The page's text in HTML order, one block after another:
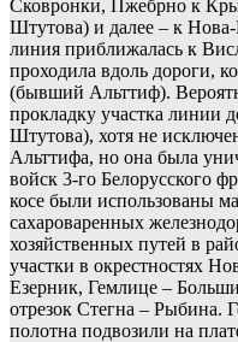
Сковронки, Пжебрно к
Штутова) и далее – к
линия приближалась к
проходила вдоль дороги,
(бывший Альттиф).
прокладку участка линии
Штутова), хотя не
Альттифа, но она была
войск 3-го Белорусского
косе были использованы
сахароваренных
хозяйственных путей в
участки в окрестностях
Езерник, Гемлице –
отрезок Стегна – Рыбина.
полотна подвозили на